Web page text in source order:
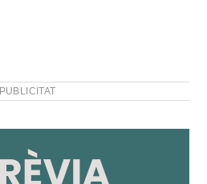
PUBLICITAT